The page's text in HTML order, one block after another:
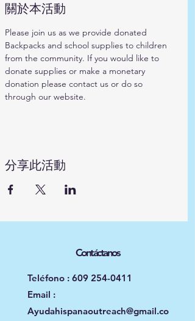
關於本活動
Please join us as we provide donated
Backpacks and school supplies to children
from the community. If you would like to
donate supplies or make a monetary
donation please contact us or do so
through our website.
分享此活動
Contáctanos
Teléfono : 609 254-0411
Email :
Ayudahispanaoutreach@gmail.co